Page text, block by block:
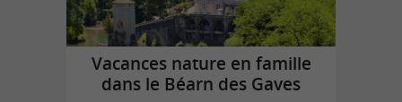
Vacances nature en famille
dans le Béarn des Gaves